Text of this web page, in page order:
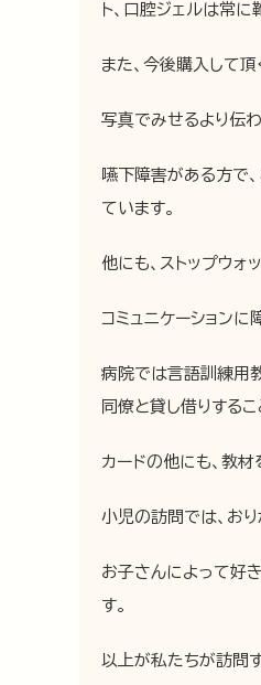
ト、口腔ジェルは常に
また、今後購入して
写真でみせるより伝
嚥下障害がある方で
ています。
他にも、ストップウォ
コミュニケーションに
病院では言語訓練用
同僚と貸し借りするこ
カードの他にも、教材
小児の訪問では、お
お子さんによって好
す。
以上が私たちが訪問